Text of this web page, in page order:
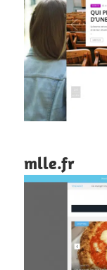
mlle.fr